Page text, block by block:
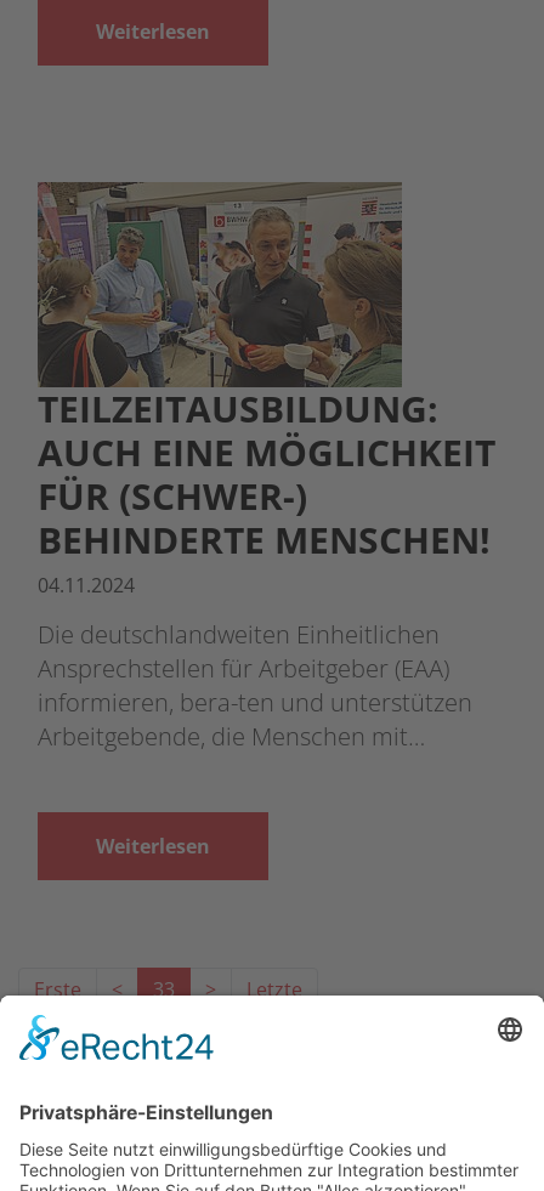
Weiterlesen
TEILZEITAUSBILDUNG:
AUCH EINE MÖGLICHKEIT
FÜR (SCHWER-)
BEHINDERTE MENSCHEN!
04.11.2024
Die deutschlandweiten Einheitlichen
Ansprechstellen für Arbeitgeber (EAA)
informieren, bera-ten und unterstützen
Arbeitgebende, die Menschen mit…
Weiterlesen
Erste < 33 > Letzte
Das Projekt zur Implementierung der Einheitlichen
Ansprechstellen für Arbeitgeber gemäß § 185a SGB IX in
Hessen wird gefördert aus Mitteln des LWV Hessen
Integrationsamtes. Das Projekt wird unter Einbindung